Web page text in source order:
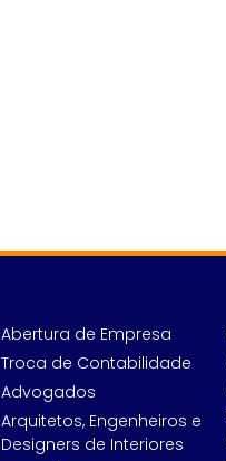
Abertura de Empresa
Troca de Contabilidade
Advogados
Arquitetos, Engenheiros e
Designers de Interiores